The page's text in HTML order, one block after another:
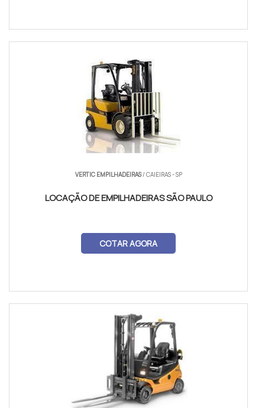
VERTIC EMPILHADEIRAS/ CAIEIRAS - SP
LOCAÇÃO DE EMPILHADEIRAS SÃO PAULO
COTAR AGORA